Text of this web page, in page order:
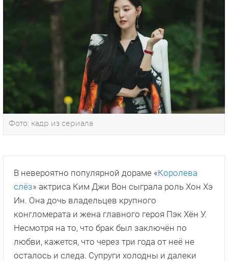
Фото: кадр из сериала
В невероятно популярной дораме «Королева
слёз» актриса Ким Джи Вон сыграла роль Хон Хэ
Ин. Она дочь владельцев крупного
конгломерата и жена главного героя Пэк Хён У.
Несмотря на то, что брак был заключён по
любви, кажется, что через три года от неё не
осталось и следа. Супруги холодны и далеки